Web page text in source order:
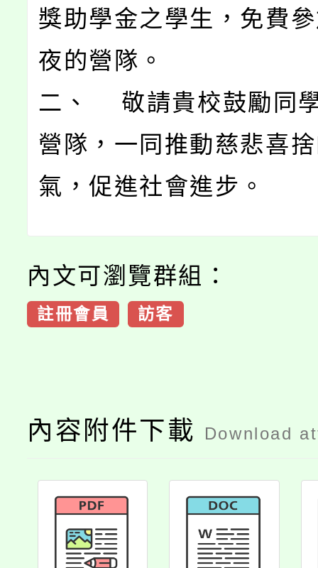
獎助學金之學生，免費
夜的營隊。
二、 敬請貴校鼓勵同
營隊，一同推動慈悲喜
氣，促進社會進步。
內文可瀏覽群組：
註冊會員 訪客
內容附件下載 Download